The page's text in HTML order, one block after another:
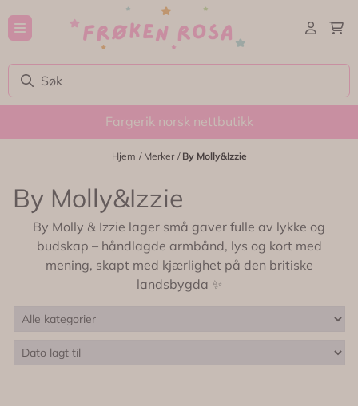
Hopp til innhold
Fargerik norsk nettbutikk
Hjem / Merker / By Molly&Izzie
By Molly&Izzie
By Molly & Izzie lager små gaver fulle av lykke og
budskap – håndlagde armbånd, lys og kort med
mening, skapt med kjærlighet på den britiske
landsbygda ✨